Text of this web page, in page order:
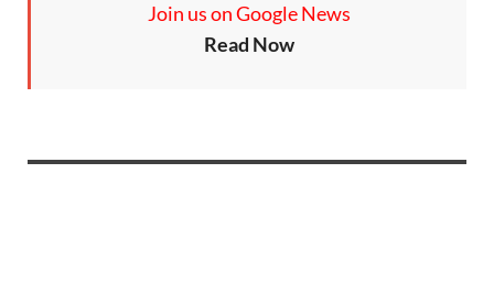
Join us on Google News
Read Now